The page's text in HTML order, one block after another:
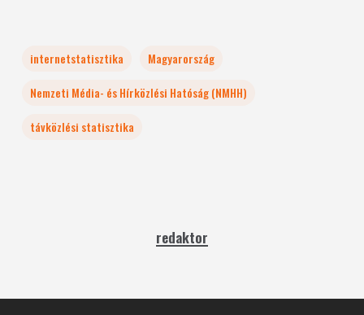
internetstatisztika
Magyarország
Nemzeti Média- és Hírközlési Hatóság (NMHH)
távközlési statisztika
redaktor